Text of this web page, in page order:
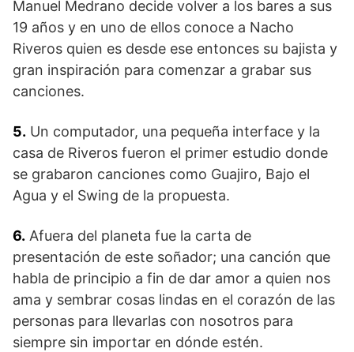
Manuel Medrano decide volver a los bares a sus
19 años y en uno de ellos conoce a Nacho
Riveros quien es desde ese entonces su bajista y
gran inspiración para comenzar a grabar sus
canciones.
5. Un computador, una pequeña interface y la
casa de Riveros fueron el primer estudio donde
se grabaron canciones como Guajiro, Bajo el
Agua y el Swing de la propuesta.
6. Afuera del planeta fue la carta de
presentación de este soñador; una canción que
habla de principio a fin de dar amor a quien nos
ama y sembrar cosas lindas en el corazón de las
personas para llevarlas con nosotros para
siempre sin importar en dónde estén.